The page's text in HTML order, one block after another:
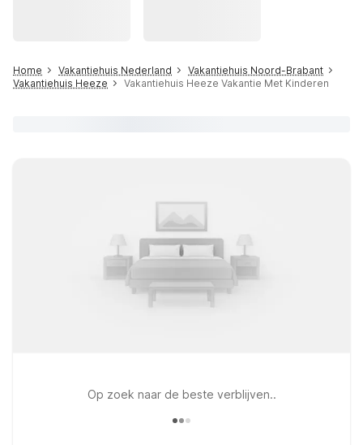
Home Vakantiehuis Nederland
Vakantiehuis Noord-Brabant
Vakantiehuis Heeze
Vakantiehuis Heeze Vakantie Met Kinderen
Op zoek naar de beste verblijven..